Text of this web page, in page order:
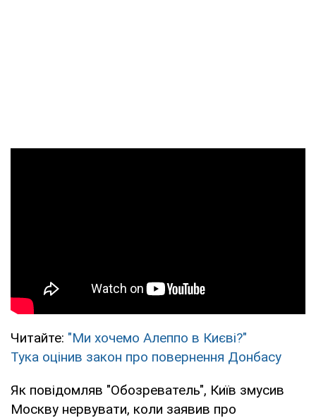
Читайте: "Ми хочемо Алеппо в Києві?"
Тука оцінив закон про повернення Донбасу
Як повідомляв "Обозреватель", Київ змусив
Москву нервувати, коли заявив про